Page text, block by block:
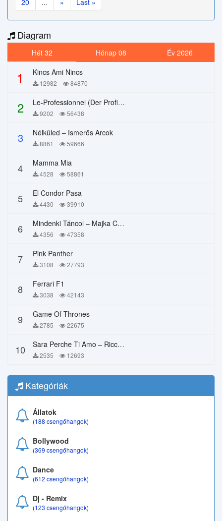
20 ... » Last »
Diagram
Hét 32 Hónap 08 Év 2026
1 Kincs Ami Nincs
12982 84870
2 Le-Professionnel (Der Profi) – Chi Mai
9202 56438
3 Nélküled – Ismerős Arcok
8861 59666
4 Mamma Mia
4528 58861
5 El Condor Pasa
4430 39910
6 Mindenki Táncol – Majka Curtis, Péter Majoros
4356 47358
7 Pink Panther
3108 27793
8 Ferrari F1
3038 42143
9 Game Of Thrones
2785 22675
10 Sara Perche Ti Amo – Ricchi E Poveri
2535 12693
Kategóriák
Állatok
(188 csengőhangok)
Bollywood
(369 csengőhangok)
Dance
(612 csengőhangok)
Dj - Remix
(123 csengőhangok)